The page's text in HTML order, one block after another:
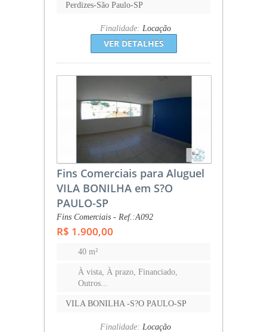
Perdizes-São Paulo-SP
Finalidade: Locação
VER DETALHES
Fins Comerciais para Aluguel
VILA BONILHA em S?O
PAULO-SP
Fins Comerciais - Ref.:A092
R$ 1.900,00
40 m²
À vista, À prazo, Financiado,
Outros...
VILA BONILHA -S?O PAULO-SP
Finalidade: Locação